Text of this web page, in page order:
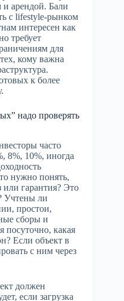
арендой. Бали
с lifestyle-рынком
интересен как
требует
для
кому важна
к более
надо проверять
часто
8%, 10%, иногда
нужно понять,
или гарантия? Это
Учтены ли
простои,
сборы и
посуточно, какая
Если объект в
с ним через
должен
если загрузка